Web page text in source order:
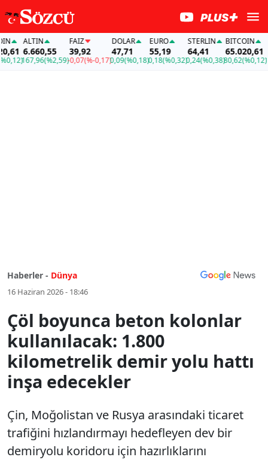
ALTIN
6.660,55
167,96(%2,59)
FAİZ
39,92
-0,07(%-0,17)
DOLAR
47,71
0,09(%0,18)
EURO
55,19
0,18(%0,32)
STERLIN
64,41
0,24(%0,38)
BITCOIN
65.020,61
80,62(%0,12)
Haberler - Dünya
16 Haziran 2026 - 18:46
Çöl boyunca beton kolonlar
kullanılacak: 1.800
kilometrelik demir yolu hattı
inşa edecekler
Çin, Moğolistan ve Rusya arasındaki ticaret
trafiğini hızlandırmayı hedefleyen dev bir
demiryolu koridoru için hazırlıklarını